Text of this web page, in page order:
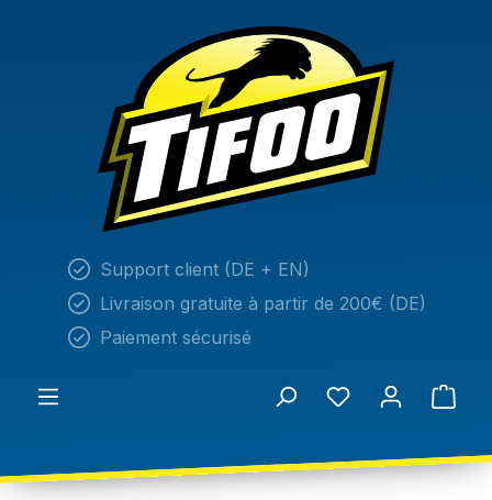
Support client (DE + EN)
Livraison gratuite à partir de 200€ (DE)
Paiement sécurisé